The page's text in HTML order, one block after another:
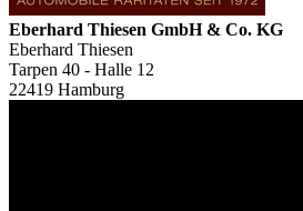
Eberhard Thiesen GmbH & Co. KG
Eberhard Thiesen
Tarpen 40 - Halle 12
22419 Hamburg